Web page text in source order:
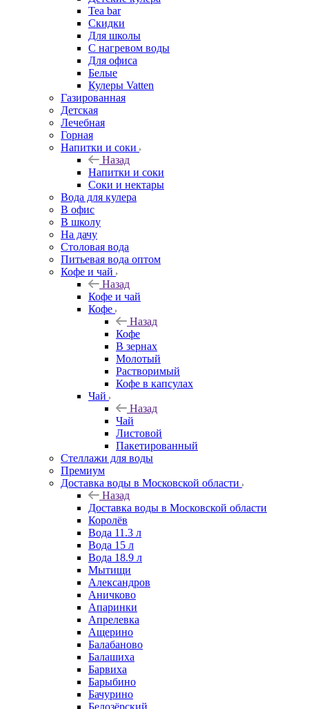
Tea bar
Скидки
Для школы
С нагревом воды
Для офиса
Белые
Кулеры Vatten
Газированная
Детская
Лечебная
Горная
Напитки и соки
Назад
Напитки и соки
Соки и нектары
Вода для кулера
В офис
В школу
На дачу
Столовая вода
Питьевая вода оптом
Кофе и чай
Назад
Кофе и чай
Кофе
Назад
Кофе
В зернах
Молотый
Растворимый
Кофе в капсулах
Чай
Назад
Чай
Листовой
Пакетированный
Стеллажи для воды
Премиум
Доставка воды в Московской области
Назад
Доставка воды в Московской области
Королёв
Вода 11.3 л
Вода 15 л
Вода 18.9 л
Мытищи
Александров
Аничково
Апаринки
Апрелевка
Ащерино
Балабаново
Балашиха
Барвиха
Барыбино
Бачурино
Белозёрский